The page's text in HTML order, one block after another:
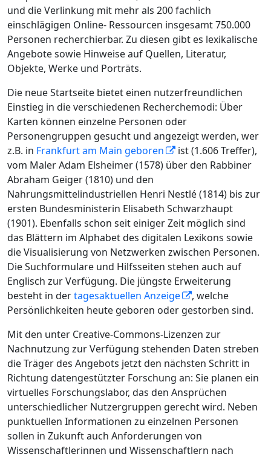
und die Verlinkung mit mehr als 200 fachlich
einschlägigen Online- Ressourcen insgesamt 750.000
Personen recherchierbar. Zu diesen gibt es lexikalische
Angebote sowie Hinweise auf Quellen, Literatur,
Objekte, Werke und Porträts.
Die neue Startseite bietet einen nutzerfreundlichen
Einstieg in die verschiedenen Recherchemodi: Über
Karten können einzelne Personen oder
Personengruppen gesucht und angezeigt werden, wer
z.B. in Frankfurt am Main geboren
ist (1.606 Treffer),
vom Maler Adam Elsheimer (1578) über den Rabbiner
Abraham Geiger (1810) und den
Nahrungsmittelindustriellen Henri Nestlé (1814) bis zur
ersten Bundesministerin Elisabeth Schwarzhaupt
(1901). Ebenfalls schon seit einiger Zeit möglich sind
das Blättern im Alphabet des digitalen Lexikons sowie
die Visualisierung von Netzwerken zwischen Personen.
Die Suchformulare und Hilfsseiten stehen auch auf
Englisch zur Verfügung. Die jüngste Erweiterung
besteht in dertagesaktuellen Anzeige
, welche
Persönlichkeiten heute geboren oder gestorben sind.
Mit den unter Creative-Commons-Lizenzen zur
Nachnutzung zur Verfügung stehenden Daten streben
die Träger des Angebots jetzt den nächsten Schritt in
Richtung datengestützter Forschung an: Sie planen ein
virtuelles Forschungslabor, das den Ansprüchen
unterschiedlicher Nutzergruppen gerecht wird. Neben
punktuellen Informationen zu einzelnen Personen
sollen in Zukunft auch Anforderungen von
Wissenschaftlerinnen und Wissenschaftlern nach